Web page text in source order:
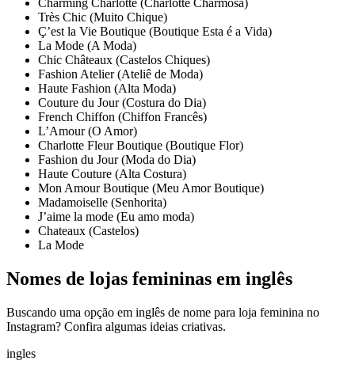
Très Chic (Muito Chique)
Ç’est la Vie Boutique (Boutique Esta é a Vida)
La Mode (A Moda)
Chic Châteaux (Castelos Chiques)
Fashion Atelier (Ateliê de Moda)
Haute Fashion (Alta Moda)
Couture du Jour (Costura do Dia)
French Chiffon (Chiffon Francês)
L’Amour (O Amor)
Charlotte Fleur Boutique (Boutique Flor)
Fashion du Jour (Moda do Dia)
Haute Couture (Alta Costura)
Mon Amour Boutique (Meu Amor Boutique)
Madamoiselle (Senhorita)
J’aime la mode (Eu amo moda)
Chateaux (Castelos)
La Mode
Nomes de lojas femininas em inglês
Buscando uma opção em inglês de nome para loja feminina no
Instagram? Confira algumas ideias criativas.
ingles